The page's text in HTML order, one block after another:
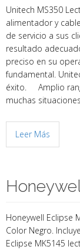
Unitech MS350
alimentador y
de servicio a sus
resultado
preciso en su
fundamental.
éxito. Amplio
muchas
Leer Más
Honeywell Eclipse
Color Negro.
Eclipse MK5145